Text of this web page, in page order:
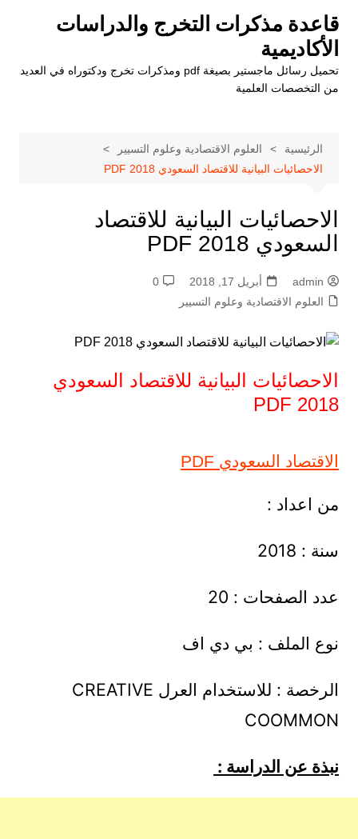
المحتوى
قاعدة مذكرات التخرج والدراسات
الأكاديمية
تحميل رسائل ماجستير بصيغة pdf ومذكرات تخرج ودكتوراه في العديد
من التخصصات العلمية
الرئيسية
العلوم الاقتصادية وعلوم التسيير
الاحصائيات البيانية للاقتصاد السعودي 2018 PDF
الاحصائيات البيانية للاقتصاد
السعودي 2018 PDF
admin أبريل 17, 2018
0
العلوم الاقتصادية وعلوم التسيير
الاحصائيات البيانية للاقتصاد السعودي
2018 PDF
الاقتصاد السعودي PDF
من اعداد :
سنة : 2018
عدد الصفحات : 20
نوع الملف : بي دي اف
الرخصة : للاستخدام العرل CREATIVE
COOMMON
نبذة عن الدراسة :